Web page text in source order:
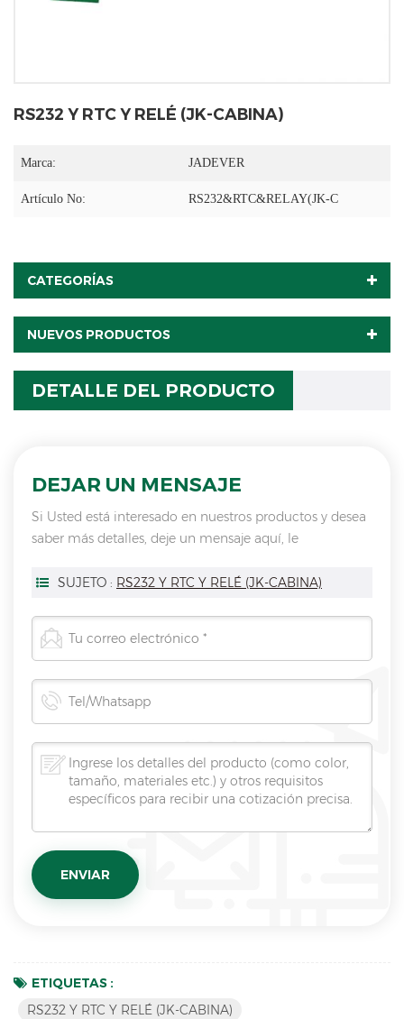
RS232 Y RTC Y RELÉ (JK-CABINA)
Marca: JADEVER
Artículo No: RS232&RTC&RELAY(JK-C
CATEGORÍAS
NUEVOS PRODUCTOS
DETALLE DEL PRODUCTO
DEJAR UN MENSAJE
Si Usted está interesado en nuestros productos y desea
saber más detalles, deje un mensaje aquí, le
puedamos.
SUJETO : RS232 Y RTC Y RELÉ (JK-CABINA)
ETIQUETAS :
RS232 Y RTC Y RELÉ (JK-CABINA)